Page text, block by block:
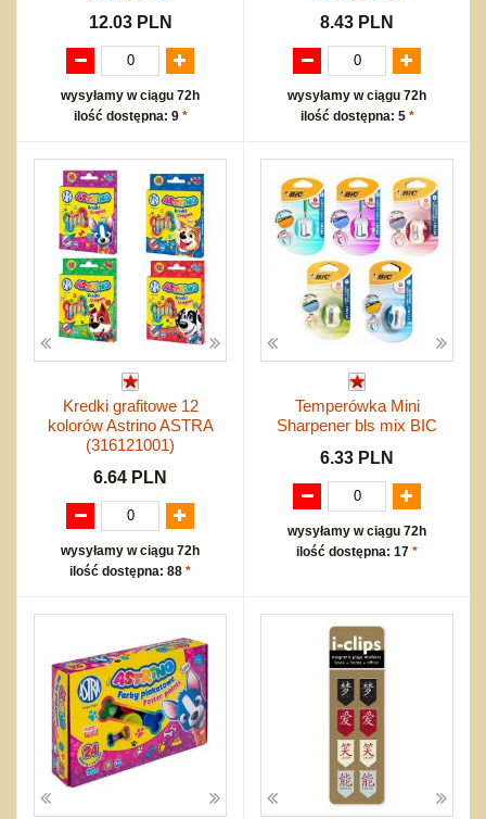
12.03 PLN
wysyłamy w ciągu 72h
ilość dostępna: 9 *
8.43 PLN
wysyłamy w ciągu 72h
ilość dostępna: 5 *
Kredki grafitowe 12
kolorów Astrino ASTRA
(316121001)
6.64 PLN
wysyłamy w ciągu 72h
ilość dostępna: 88 *
Temperówka Mini
Sharpener bls mix BIC
6.33 PLN
wysyłamy w ciągu 72h
ilość dostępna: 17 *